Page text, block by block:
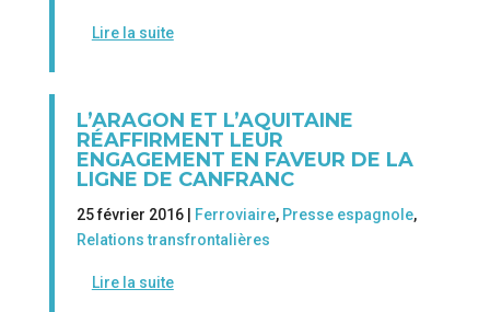
Lire la suite
L’ARAGON ET L’AQUITAINE
RÉAFFIRMENT LEUR
ENGAGEMENT EN FAVEUR DE LA
LIGNE DE CANFRANC
25 février 2016 | Ferroviaire, Presse espagnole,
Relations transfrontalières
Lire la suite